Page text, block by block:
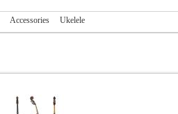
Accessories Ukelele